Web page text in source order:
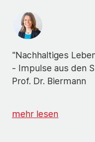
"Nachhaltiges
- Impulse aus den
Prof. Dr. Biermann
mehr lesen